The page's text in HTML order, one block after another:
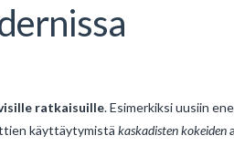
ratkaisuille. Esimerkiksi uusiin
käyttäytymistä kaskadisten kokeiden